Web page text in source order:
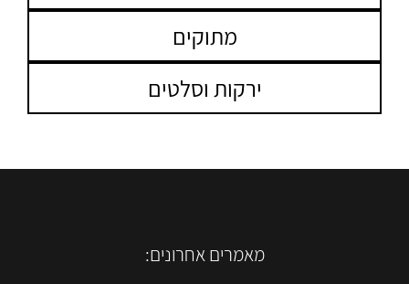
מתוקים
ירקות וסלטים
מאמרים אחרונים: